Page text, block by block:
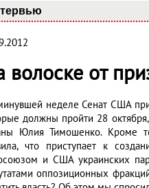
волоске от
неделе Сенат США
должны пройти 28
Юлия Тимошенко. Кроме
что приступает к
и США украинских
оппозиционных